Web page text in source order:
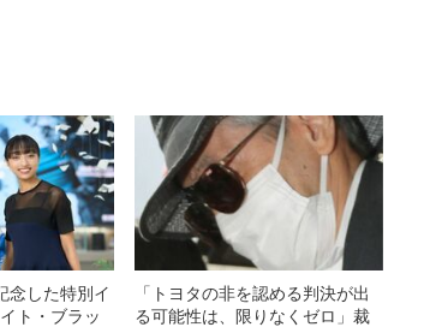
念した特別イ
ト・ブラッ
「トヨタの非を認める判決が出
る可能性は、限りなくゼロ」裁